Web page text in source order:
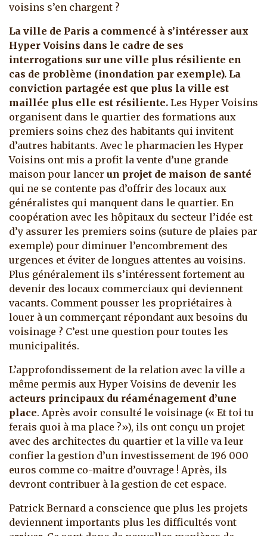
voisins s’en chargent ?
La ville de Paris a commencé à s’intéresser aux
Hyper Voisins dans le cadre de ses
interrogations sur une ville plus résiliente en
cas de problème (inondation par exemple). La
conviction partagée est que plus la ville est
maillée plus elle est résiliente. Les Hyper Voisins
organisent dans le quartier des formations aux
premiers soins chez des habitants qui invitent
d’autres habitants. Avec le pharmacien les Hyper
Voisins ont mis a profit la vente d’une grande
maison pour lancer un projet de maison de santé
qui ne se contente pas d’offrir des locaux aux
généralistes qui manquent dans le quartier. En
coopération avec les hôpitaux du secteur l’idée est
d’y assurer les premiers soins (suture de plaies par
exemple) pour diminuer l’encombrement des
urgences et éviter de longues attentes au voisins.
Plus généralement ils s’intéressent fortement au
devenir des locaux commerciaux qui deviennent
vacants. Comment pousser les propriétaires à
louer à un commerçant répondant aux besoins du
voisinage ? C’est une question pour toutes les
municipalités.
L’approfondissement de la relation avec la ville a
même permis aux Hyper Voisins de devenir les
acteurs principaux du réaménagement d’une
place. Après avoir consulté le voisinage (« Et toi tu
ferais quoi à ma place ?»), ils ont conçu un projet
avec des architectes du quartier et la ville va leur
confier la gestion d’un investissement de 196 000
euros comme co-maitre d’ouvrage ! Après, ils
devront contribuer à la gestion de cet espace.
Patrick Bernard a conscience que plus les projets
deviennent importants plus les difficultés vont